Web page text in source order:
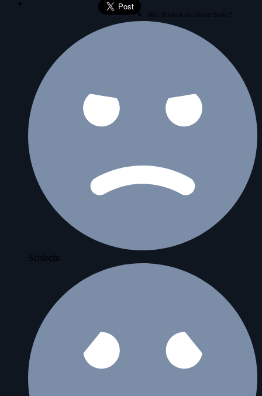
Wie findest du diese Serie?
Schlecht